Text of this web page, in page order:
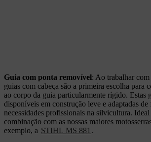
Guia com ponta removível: Ao trabalhar com
guias com cabeça são a primeira escolha para
ao corpo da guia particularmente rígido. Estas
disponíveis em construção leve e adaptadas de
necessidades profissionais na silvicultura.
combinação com as nossas maiores
exemplo, a STIHL MS 881 .